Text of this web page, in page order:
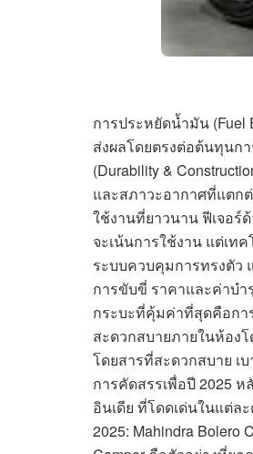
การประหยัดน้ำมัน
ส่งผลโดยตรงต่อต้นทุนก
(Durability &
และสภาวะอากาศที่แตก
ใช้งานที่ยาวนาน ฟีเจอร์
จะเน้นการใช้งาน แต่เท
ระบบควบคุมการทรงตัว
การขับขี่ ราคาและค่าบำ
กระบะที่คุ้มค่าที่สุดคือกา
สะดวกสบายภายในห้อง
โดยสารที่สะดวกสบาย เ
การคัดสรรเพื่อปี 2025
อินเดีย ที่โดดเด่นในแต่ล
2025: Mahindra Bolero